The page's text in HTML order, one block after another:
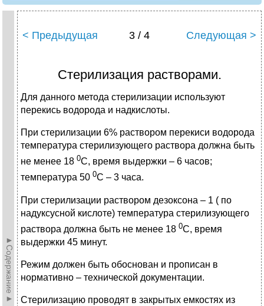
►Содержание►
< Предыдущая 3 / 4 Следующая >
Стерилизация растворами.
Для данного метода стерилизации используют
перекись водорода и надкислоты.
При стерилизации 6% раствором перекиси водорода
температура стерилизующего раствора должна быть
не менее 18 0С, время выдержки – 6 часов;
температура 50 0С – 3 часа.
При стерилизации раствором дезоксона – 1 ( по
надуксусной кислоте) температура стерилизующего
раствора должна быть не менее 18 0С, время
выдержки 45 минут.
Режим должен быть обоснован и прописан в
нормативно – технической документации.
Стерилизацию проводят в закрытых емкостях из